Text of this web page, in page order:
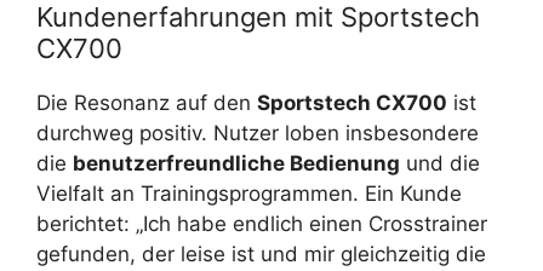
Kundenerfahrungen mit Sportstech
CX700
Die Resonanz auf den Sportstech CX700 ist
durchweg positiv. Nutzer loben insbesondere
die benutzerfreundliche Bedienung und die
Vielfalt an Trainingsprogrammen. Ein Kunde
berichtet: „Ich habe endlich einen Crosstrainer
gefunden, der leise ist und mir gleichzeitig die